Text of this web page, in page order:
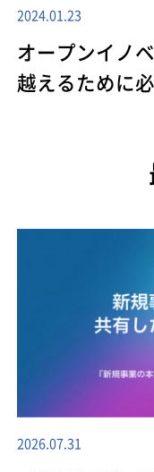
2024.01.23
オープンイノ
越えるために
2026.07.31